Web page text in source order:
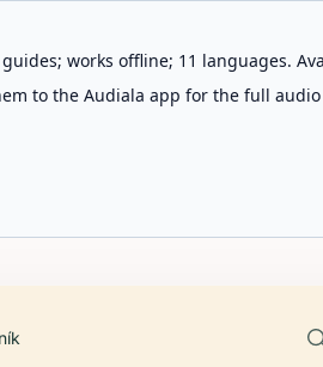
works offline; 11 languages.
to the Audiala app for the full